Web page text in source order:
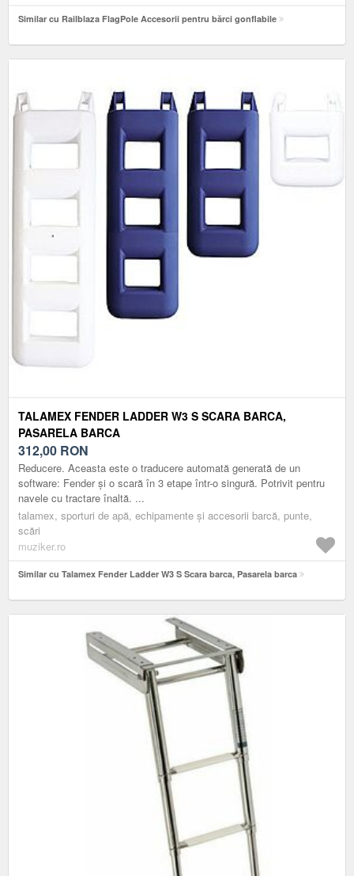
Similar cu Railblaza FlagPole Accesorii pentru bărci gonflabile
TALAMEX FENDER LADDER W3 S SCARA BARCA,
PASARELA BARCA
312,00 RON
Reducere. Aceasta este o traducere automată generată de un
software: Fender și o scară în 3 etape într-o singură. Potrivit pentru
navele cu tractare înaltă. ...
talamex, sporturi de apă, echipamente și accesorii barcă, punte,
scări
muziker.ro
Similar cu Talamex Fender Ladder W3 S Scara barca, Pasarela barca